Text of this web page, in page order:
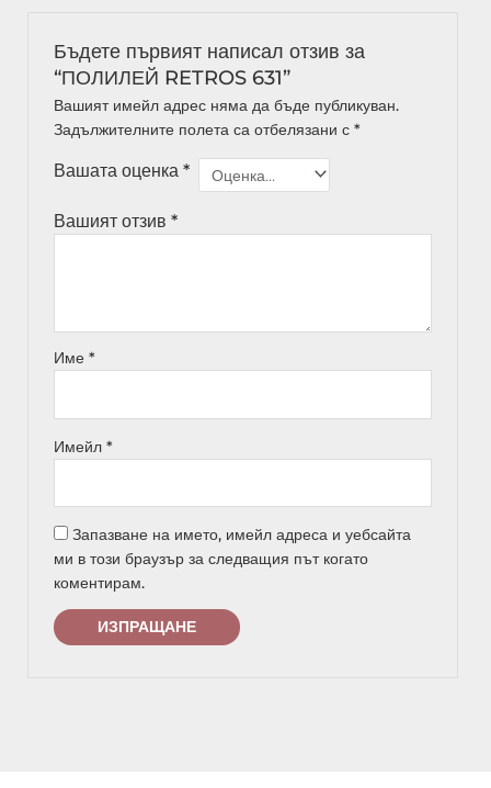
Бъдете първият написал отзив за
“ПОЛИЛЕЙ RETROS 631”
Вашият имейл адрес няма да бъде публикуван.
Задължителните полета са отбелязани с *
Вашата оценка *
Вашият отзив *
Име *
Имейл *
Запазване на името, имейл адреса и уебсайта
ми в този браузър за следващия път когато
коментирам.